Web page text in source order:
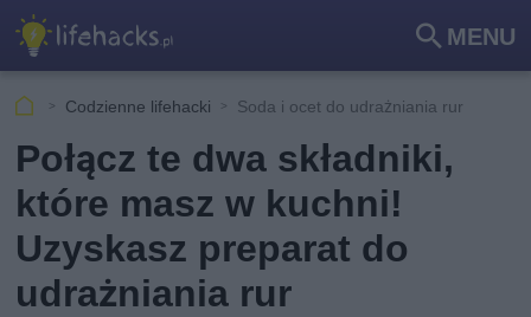
MENU
Szu
kaj
Codzienne lifehacki Soda i ocet do udrażniania rur
Połącz te dwa składniki,
które masz w kuchni!
Uzyskasz preparat do
udrażniania rur